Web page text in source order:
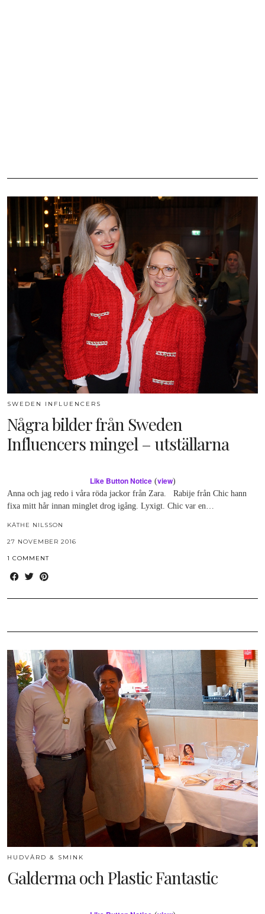
SWEDEN INFLUENCERS
Några bilder från Sweden
Influencers mingel – utställarna
Like Button Notice(view)
Anna och jag redo i våra röda jackor från Zara. Rabije från Chic hann
fixa mitt hår innan minglet drog igång. Lyxigt. Chic var en…
KÄTHE NILSSON
27 NOVEMBER 2016
1 COMMENT
HUDVÅRD & SMINK
Galderma och Plastic Fantastic